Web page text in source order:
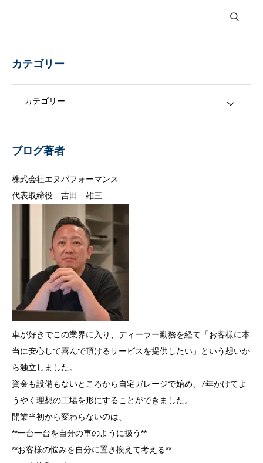
カテゴリー
ブログ著者
株式会社エヌパフォーマンス
代表取締役 吉田 雄三
車が好きでこの業界に入り、ディーラー勤務を経て「お客様に本
当に安心して喜んで頂けるサービスを提供したい」という想いか
ら独立しました。
資金も設備もないところから自宅ガレージで始め、7年かけてよ
うやく理想の工場を形にすることができました。
開業当初から変わらないのは、
**一台一台を自分の車のように扱う**
**お客様の悩みを自分に置き換えて考える**